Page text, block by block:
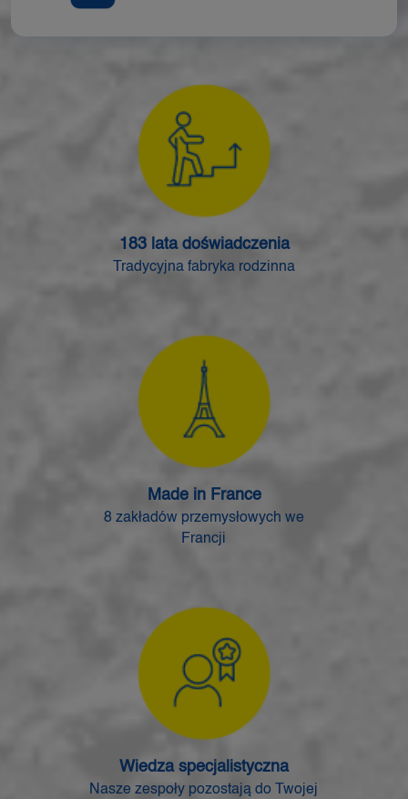
183 lata doświadczenia
Tradycyjna fabryka rodzinna
Made in France
8 zakładów przemysłowych we
Francji
Wiedza specjalistyczna
Nasze zespoły pozostają do Twojej